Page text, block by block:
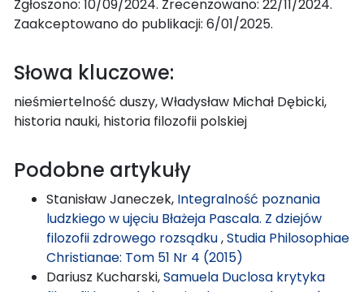
Zgłoszono: 10/09/2024. Zrecenzowano: 22/11/2024.
Zaakceptowano do publikacji: 6/01/2025.
Słowa kluczowe:
nieśmiertelność duszy, Władysław Michał Dębicki,
historia nauki, historia filozofii polskiej
Podobne artykuły
Stanisław Janeczek, Integralność poznania
ludzkiego w ujęciu Błażeja Pascala. Z dziejów
filozofii zdrowego rozsądku,Studia Philosophiae
Christianae: Tom 51 Nr 4 (2015)
Dariusz Kucharski,Samuela Duclosa krytyka